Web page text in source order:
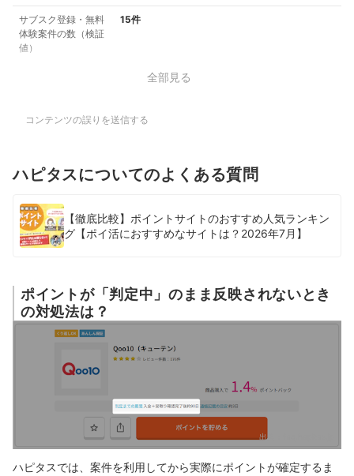
サブスク登録・無料
体験案件の数（検証
値）
15件
全部見る
コンテンツの誤りを送信する
ハピタスについてのよくある質問
【徹底比較】ポイントサイトのおすすめ人気ランキン
グ【ポイ活におすすめなサイトは？2026年7月】
ポイントが「判定中」のまま反映されないとき
の対処法は？
出典：
ハピタスでは、案件を利用してから実際にポイントが確定するま